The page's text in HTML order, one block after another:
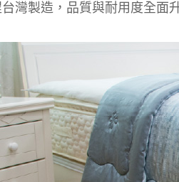
灣製造，品質與耐用度全面